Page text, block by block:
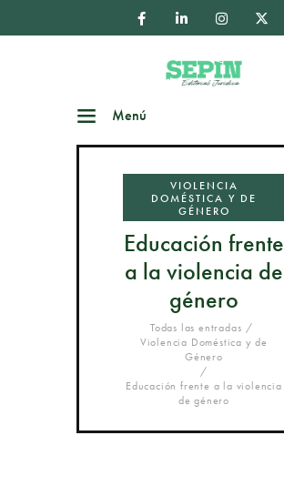
Menú
VIOLENCIA
DOMÉSTICA Y DE
GÉNERO
Educación frente
a la violencia de
género
Todas las entradas
Violencia Doméstica y de
Género
Educación frente a la violencia
de género